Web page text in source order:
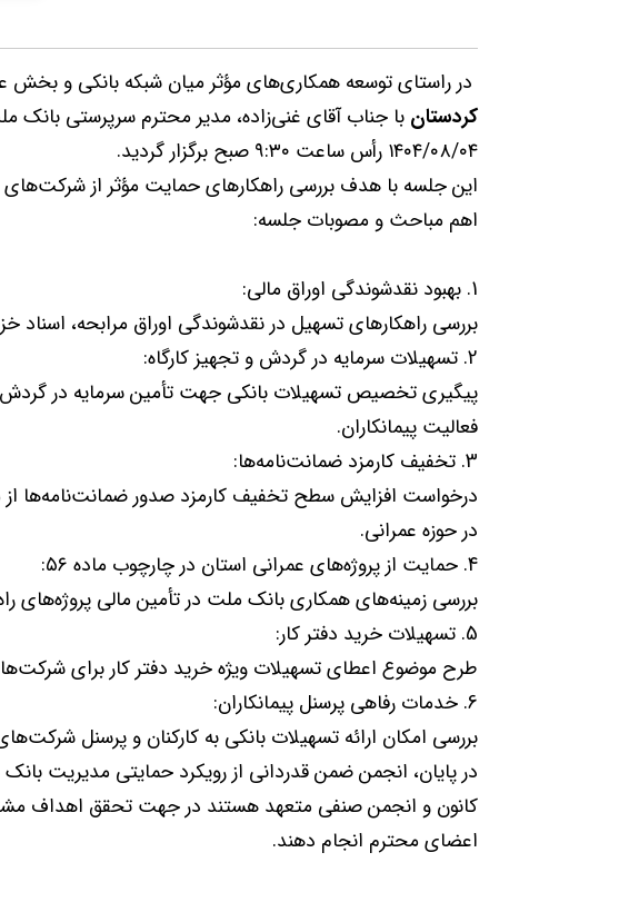
در راستای توسعه همکاری‌های مؤثر میان شبکه بانکی و
کردستان با جناب آقای غنی‌زاده، مدیر محترم سرپرستی بانک
۱۴۰۴/۰۸/۰۴ رأس ساعت ۹:۳۰ صبح برگزار گردید.
این جلسه با هدف بررسی راهکارهای حمایت مؤثر از شرکت‌های
اهم مباحث و مصوبات جلسه:
1. بهبود نقدشوندگی اوراق مالی:
بررسی راهکارهای تسهیل در نقدشوندگی اوراق مرابحه، اسناد
2. تسهیلات سرمایه در گردش و تجهیز کارگاه:
پیگیری تخصیص تسهیلات بانکی جهت تأمین سرمایه در گردش
فعالیت پیمانکاران.
3. تخفیف کارمزد ضمانت‌نامه‌ها:
در حوزه عمرانی.
4. حمایت از پروژه‌های عمرانی استان در چارچوب ماده ۵۶:
بررسی زمینه‌های همکاری بانک ملت در تأمین مالی پروژه‌های راه‌سازی و
5. تسهیلات خرید دفتر کار:
طرح موضوع اعطای تسهیلات ویژه خرید دفتر کار برای
6. خدمات رفاهی پرسنل پیمانکاران:
بررسی امکان ارائه تسهیلات بانکی به کارکنان و پرسنل
در پایان، انجمن ضمن قدردانی از رویکرد حمایتی مدیریت
کانون و انجمن صنفی متعهد هستند در جهت تحقق اهداف
اعضای محترم انجام دهند.